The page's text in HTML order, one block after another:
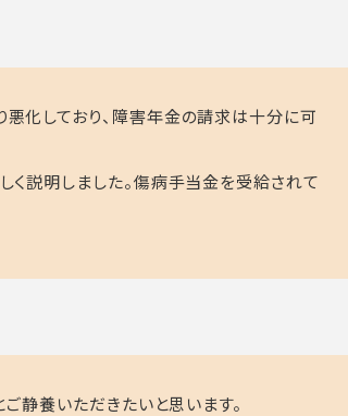
化しており、障害年金の請求は十分に可
く説明しました。傷病手当金を受給されて
静養いただきたいと思います。